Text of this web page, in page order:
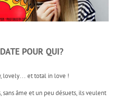
POUR QUI?
lovely… et total in love !
âme et un peu désuets, ils veulent